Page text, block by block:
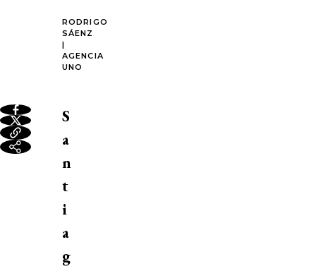
RODRIGO
SÁENZ
|
AGENCIA
UNO
S
a
n
t
i
a
g